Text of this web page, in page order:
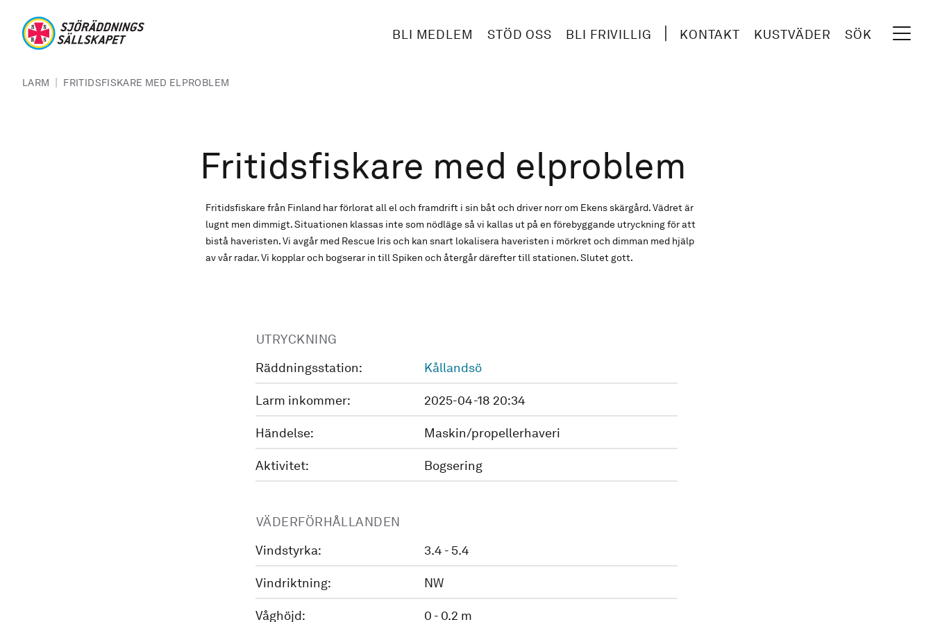
BLI MEDLEM STÖD OSS BLI FRIVILLIG KONTAKT KUSTVÄDER SÖK
LARM | FRITIDSFISKARE MED ELPROBLEM
Fritidsfiskare med elproblem
Fritidsfiskare från Finland har förlorat all el och framdrift i sin båt och driver norr om Ekens skärgård. Vädret är
lugnt men dimmigt. Situationen klassas inte som nödläge så vi kallas ut på en förebyggande utryckning för att
bistå haveristen. Vi avgår med Rescue Iris och kan snart lokalisera haveristen i mörkret och dimman med hjälp
av vår radar. Vi kopplar och bogserar in till Spiken och återgår därefter till stationen. Slutet gott.
UTRYCKNING
Räddningsstation:
Kållandsö
Larm inkommer: 2025-04-18 20:34
Händelse: Maskin/propellerhaveri
Aktivitet: Bogsering
VÄDERFÖRHÅLLANDEN
Vindstyrka:
3.4 - 5.4
Vindriktning: NW
Våghöjd: 0 - 0.2 m